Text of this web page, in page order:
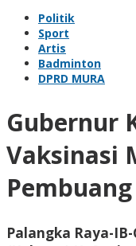
Politik
Sport
Artis
Badminton
DPRD MURA
Gubernur
Vaksinasi
Pembuang
Palangka Raya-